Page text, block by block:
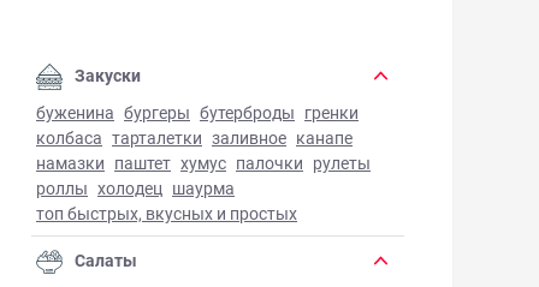
с курицей в лаваше - фото готового блюда
Закуски
буженина бургеры бутерброды гренки
колбаса тарталетки заливное канапе
намазки паштет хумус палочки рулеты
роллы холодец шаурма
топ быстрых, вкусных и простых
Салаты